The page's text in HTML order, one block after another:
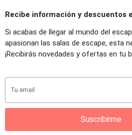
Recibe información y descuentos
Si acabas de llegar al mundo del
apasionan las salas de escape, esta
¡Recibirás novedades y ofertas en tu
Suscribirme